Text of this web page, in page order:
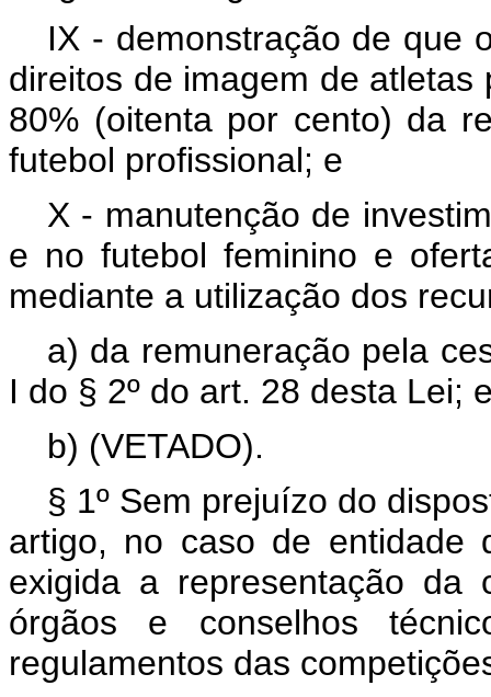
IX - demonstração de que
direitos de imagem de
80% (oitenta por cento) da
futebol profissional; e
X - manutenção de
e no futebol feminino e
mediante a utilização dos
a) da remuneração pela
I do § 2º do art. 28 desta Lei;
b) (VETADO).
§ 1º Sem prejuízo do
artigo, no caso de entidade
exigida a representação da
órgãos e conselhos
regulamentos das